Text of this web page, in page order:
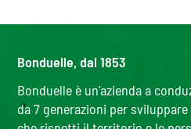
Bonduelle, dal 1853
Bonduelle è un'azienda a
da 7 generazioni per